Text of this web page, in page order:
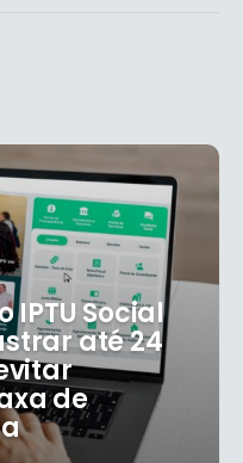
IPTU Social
até 24
de